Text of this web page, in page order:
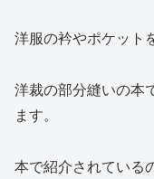
洋服の衿やポケット
洋裁の部分縫いの本
ます。
本で紹介されている